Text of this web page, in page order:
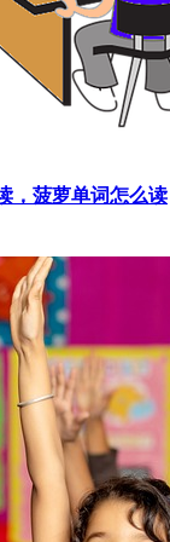
，菠萝单词怎么读